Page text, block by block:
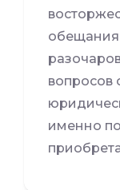
обещания
вопросов
именно